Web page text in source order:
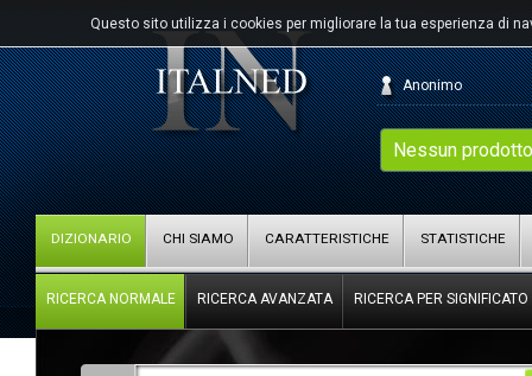
Questo sito utilizza i cookies per migliorare la tua esperienza di
Nessun
Anonimo
DIZIONARIO CHI SIAMO CARATTERISTICHE STATISTICHE
RICERCA NORMALE RICERCA AVANZATA RICERCA PER SIGNIFICATO